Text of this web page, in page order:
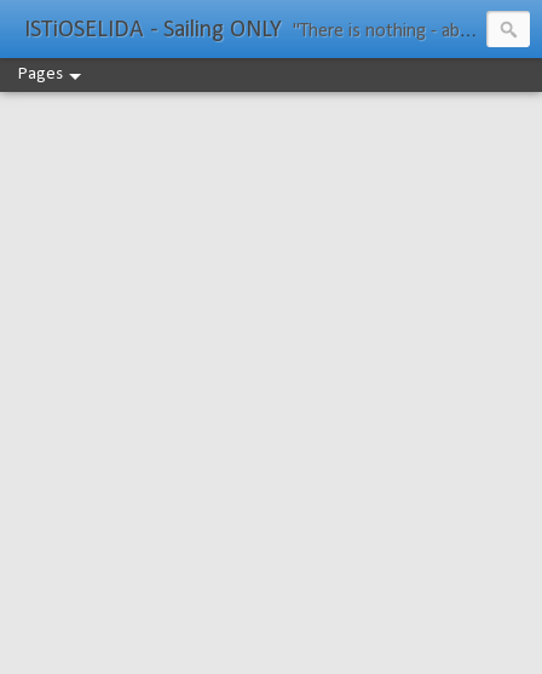
ISTiOSELIDA - Sailing ONLY "There is nothing - absolutely nothing - half so much worth doing as simply messing about in boats." Water Rat, Kenneth Grahame
Pages